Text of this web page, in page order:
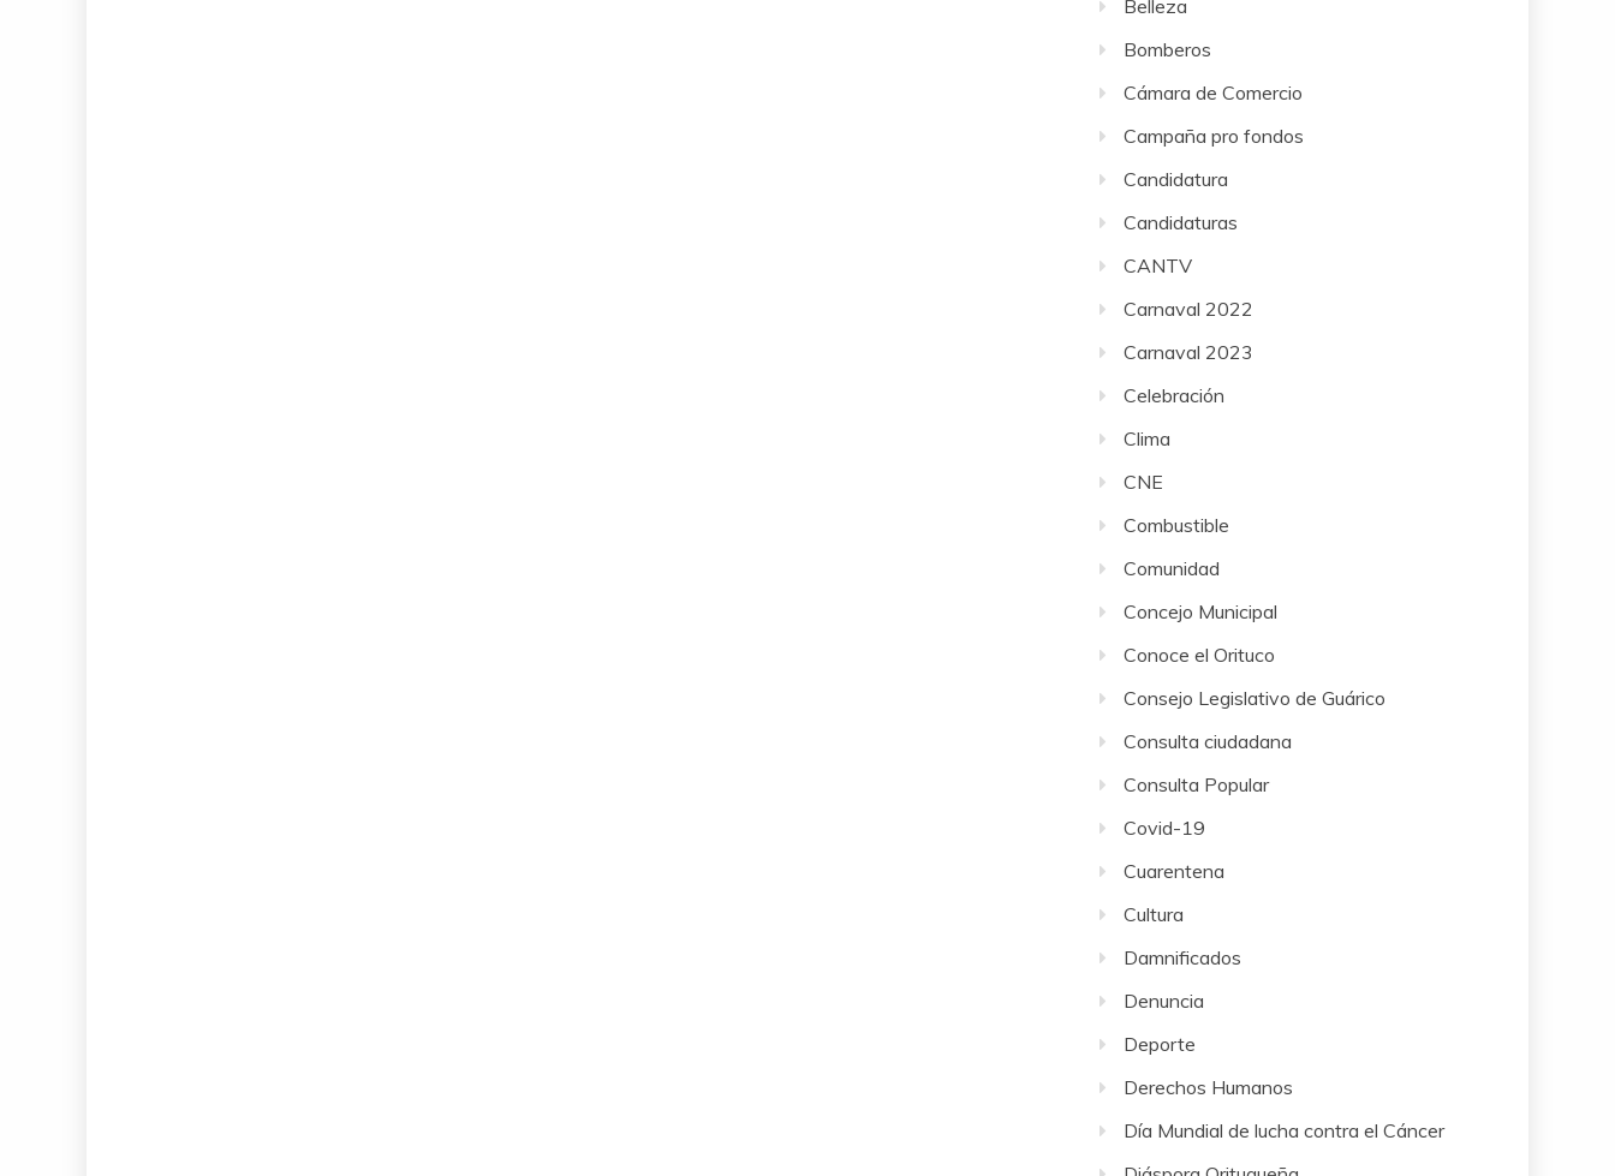
Belleza
Bomberos
Cámara de Comercio
Campaña pro fondos
Candidatura
Candidaturas
CANTV
Carnaval 2022
Carnaval 2023
Celebración
Clima
CNE
Combustible
Comunidad
Concejo Municipal
Conoce el Orituco
Consejo Legislativo de Guárico
Consulta ciudadana
Consulta Popular
Covid-19
Cuarentena
Cultura
Damnificados
Denuncia
Deporte
Derechos Humanos
Día Mundial de lucha contra el Cáncer